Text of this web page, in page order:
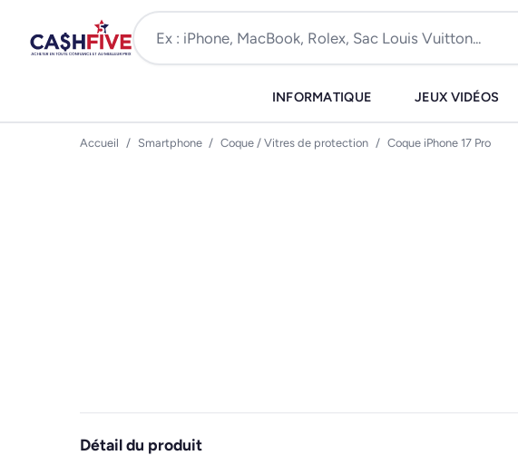
INFORMATIQUE JEUX VIDÉOS
Accueil / Smartphone / Coque / Vitres de protection / Coque iPhone 17 Pro
Détail du produit